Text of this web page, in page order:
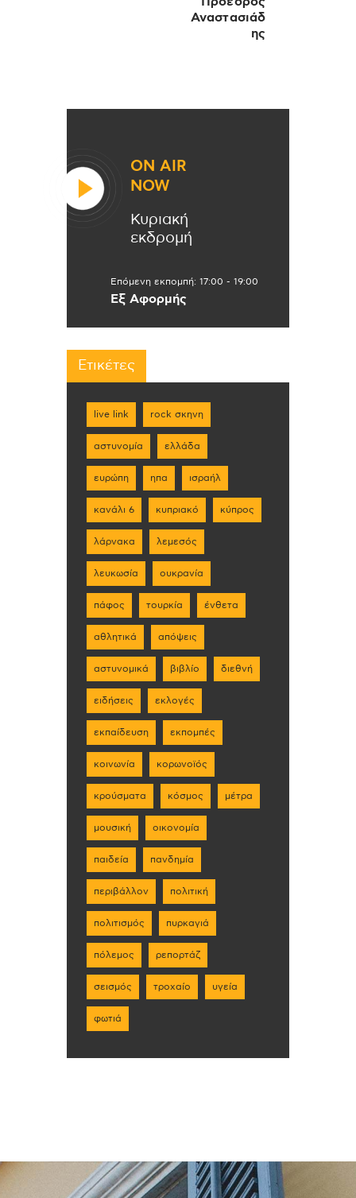
Αναστασιάδ
ης
ON AIR
NOW
Κυριακή
εκδρομή
Επόμενη εκπομπή: 17:00 - 19:00
Εξ Αφορμής
Ετικέτες
live link rock σκηνη
αστυνομία ελλάδα
ευρώπη ηπα ισραήλ
κανάλι 6 κυπριακό κύπρος
λάρνακα λεμεσός
λευκωσία ουκρανία
πάφος τουρκία ένθετα
αθλητικά απόψεις
αστυνομικά βιβλίο διεθνή
ειδήσεις εκλογές
εκπαίδευση εκπομπές
κοινωνία κορωνοϊός
κρούσματα κόσμος μέτρα
μουσική οικονομία
παιδεία πανδημία
περιβάλλον πολιτική
πολιτισμός πυρκαγιά
πόλεμος ρεπορτάζ
σεισμός τροχαίο υγεία
φωτιά